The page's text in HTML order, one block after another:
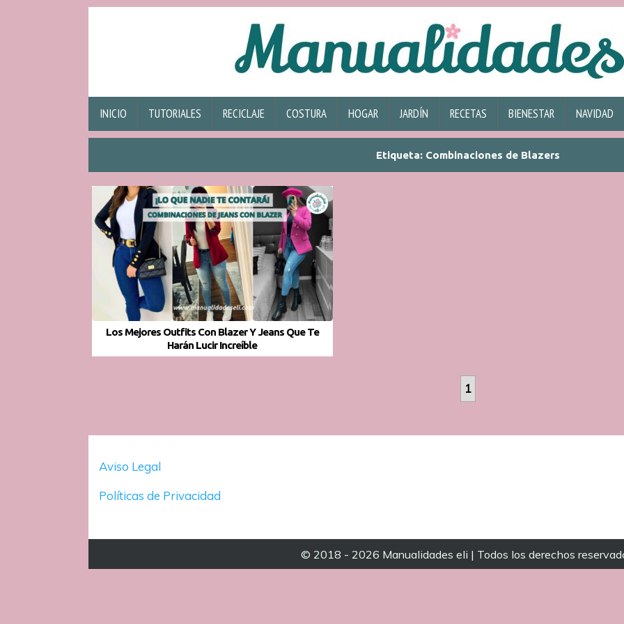
INICIO TUTORIALES RECICLAJE COSTURA HOGAR JARDÍN RECETAS BIENESTAR NAVIDAD
Etiqueta: Combinaciones de Blazers
Los Mejores Outfits Con Blazer Y Jeans Que Te
Harán Lucir Increíble
1
Aviso Legal
Políticas de Privacidad
© 2018 - 2026 Manualidades eli | Todos los derechos